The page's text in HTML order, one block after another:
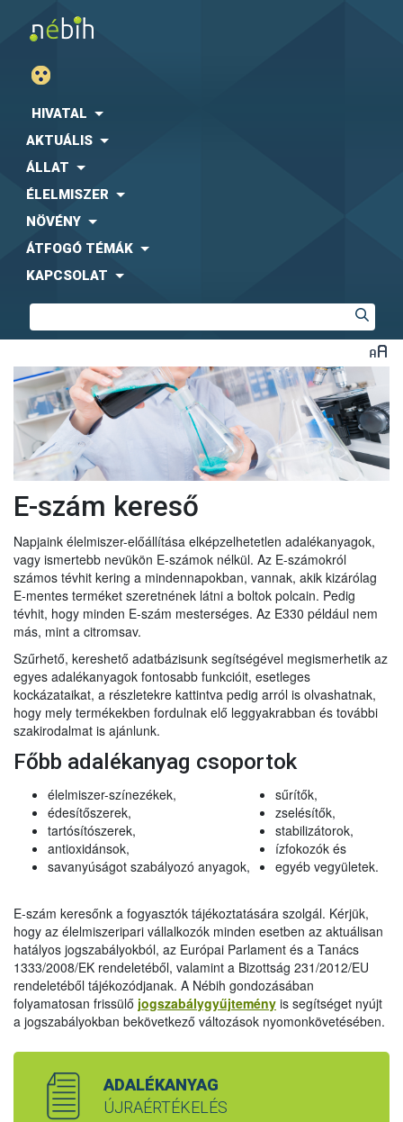
HIVATAL
AKTUÁLIS
ÁLLAT
ÉLELMISZER
NÖVÉNY
ÁTFOGÓ TÉMÁK
KAPCSOLAT
E-szám kereső
Napjaink élelmiszer-előállítása elképzelhetetlen adalékanyagok,
vagy ismertebb nevükön E-számok nélkül. Az E-számokról
számos tévhit kering a mindennapokban, vannak, akik kizárólag
E-mentes terméket szeretnének látni a boltok polcain. Pedig
tévhit, hogy minden E-szám mesterséges. Az E330 például nem
más, mint a citromsav.
Szűrhető, kereshető adatbázisunk segítségével megismerhetik az
egyes adalékanyagok fontosabb funkcióit, esetleges
kockázataikat, a részletekre kattintva pedig arról is olvashatnak,
hogy mely termékekben fordulnak elő leggyakrabban és további
szakirodalmat is ajánlunk.
Főbb adalékanyag csoportok
élelmiszer-színezékek,
édesítőszerek,
tartósítószerek,
antioxidánsok,
savanyúságot szabályozó anyagok,
sűrítők,
zselésítők,
stabilizátorok,
ízfokozók és
egyéb vegyületek.
E-szám keresőnk a fogyasztók tájékoztatására szolgál. Kérjük,
hogy az élelmiszeripari vállalkozók minden esetben az aktuálisan
hatályos jogszabályokból, az Európai Parlament és a Tanács
1333/2008/EK rendeletéből, valamint a Bizottság 231/2012/EU
rendeletéből tájékozódjanak. A Nébih gondozásában
folyamatosan frissülő jogszabálygyűjtemény is segítséget nyújt
a jogszabályokban bekövetkező változások nyomonkövetésében.
ADALÉKANYAG
ÚJRAÉRTÉKELÉS